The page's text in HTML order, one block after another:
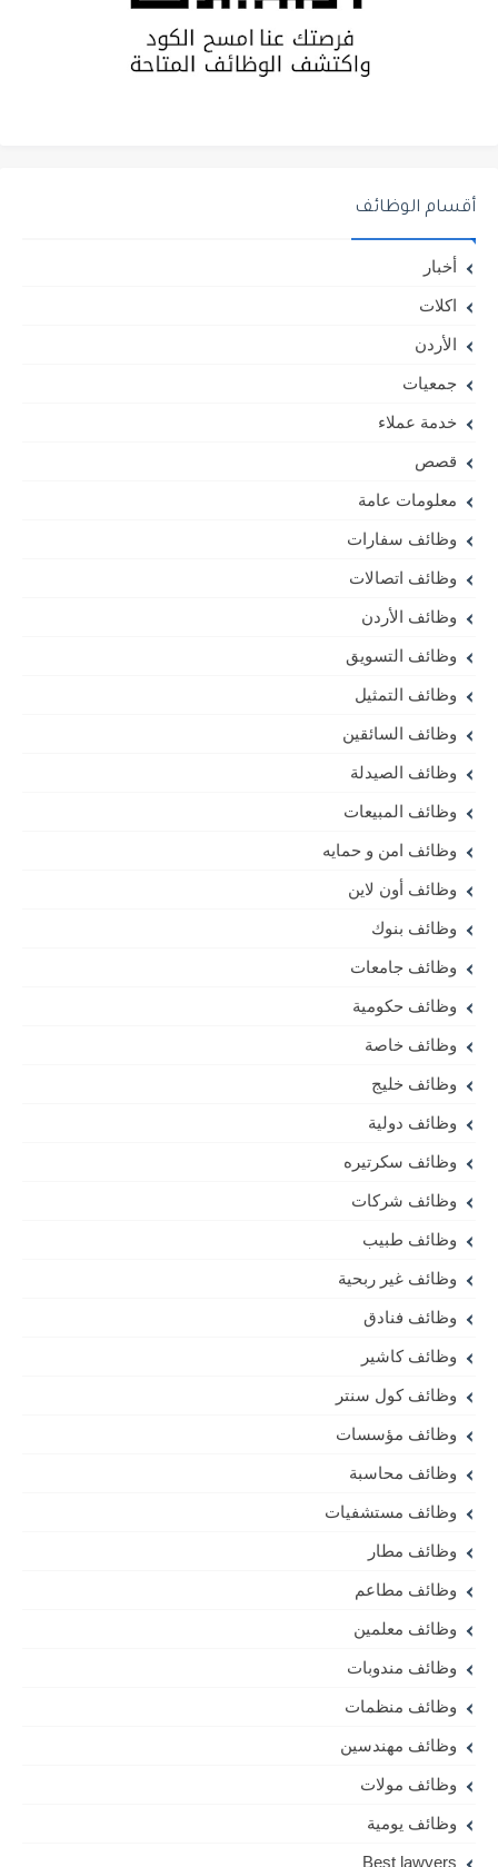
أقسام الوظائف
أخبار
اكلات
الأردن
جمعيات
خدمة عملاء
قصص
معلومات عامة
وظائف سفارات
وظائف اتصالات
وظائف الأردن
وظائف التسويق
وظائف التمثيل
وظائف السائقين
وظائف الصيدلة
وظائف المبيعات
وظائف امن و حمايه
وظائف أون لاين
وظائف بنوك
وظائف جامعات
وظائف حكومية
وظائف خاصة
وظائف خليج
وظائف دولية
وظائف سكرتيره
وظائف شركات
وظائف طبيب
وظائف غير ربحية
وظائف فنادق
وظائف كاشير
وظائف كول سنتر
وظائف مؤسسات
وظائف محاسبة
وظائف مستشفيات
وظائف مطار
وظائف مطاعم
وظائف معلمين
وظائف مندوبات
وظائف منظمات
وظائف مهندسين
وظائف مولات
وظائف يومية
Best lawyers